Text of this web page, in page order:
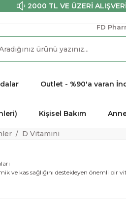
2000 TL VE ÜZERİ
FD
Outlet - %90'a varan
Kişisel Bakım
D Vitamini
ve kas sağlığını destekleyen